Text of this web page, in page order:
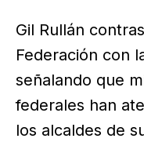
Gil Rullán
Federación con
señalando que
federales han
los alcaldes de